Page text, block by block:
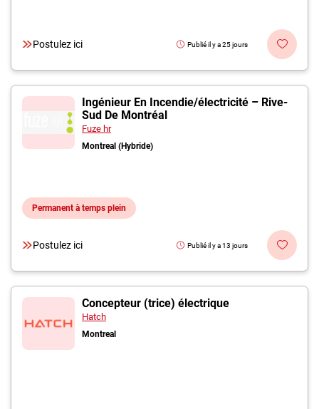
Postulez ici Publié il y a 25 jours
Ingénieur En Incendie/électricité – Rive-
Sud De Montréal
Fuze hr
Montreal (Hybride)
Permanent à temps plein
Postulez ici Publié il y a 13 jours
Concepteur (trice) électrique
Hatch
Montreal